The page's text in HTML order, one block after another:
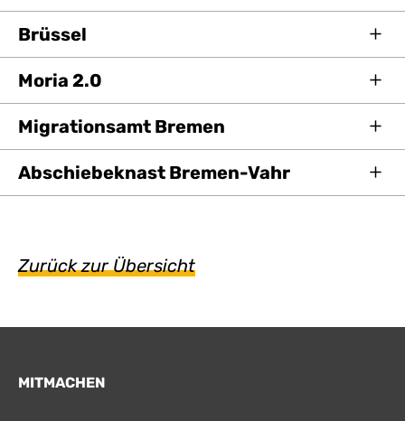
Brüssel
Moria 2.0
Migrationsamt Bremen
Abschiebeknast Bremen-Vahr
Zurück zur Übersicht
MITMACHEN